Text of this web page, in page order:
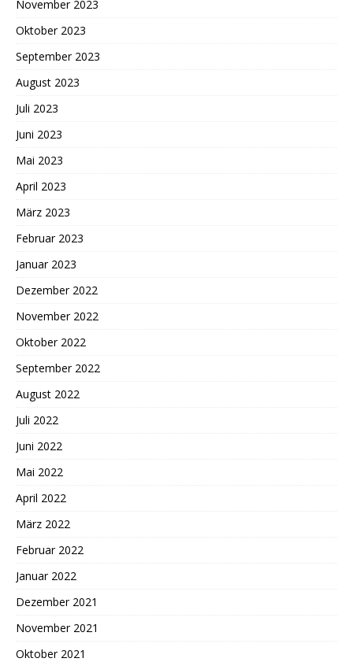
November 2023
Oktober 2023
September 2023
August 2023
Juli 2023
Juni 2023
Mai 2023
April 2023
März 2023
Februar 2023
Januar 2023
Dezember 2022
November 2022
Oktober 2022
September 2022
August 2022
Juli 2022
Juni 2022
Mai 2022
April 2022
März 2022
Februar 2022
Januar 2022
Dezember 2021
November 2021
Oktober 2021